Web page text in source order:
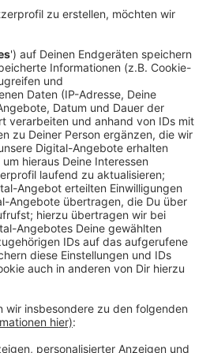
einem Stock geschlagen. Es
dunkel gekleidete Männer
den 40-jährigen gegen
Weidenstraße angegriffen
bei dem Angriff leicht
eine
versorgt. Wer Hinweise
sich bei der Polizei in
09.06.2020 06:38